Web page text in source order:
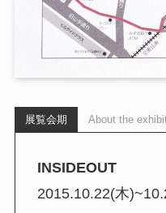
展覧会期 About the
INSIDEOUT
2015.10.22(木